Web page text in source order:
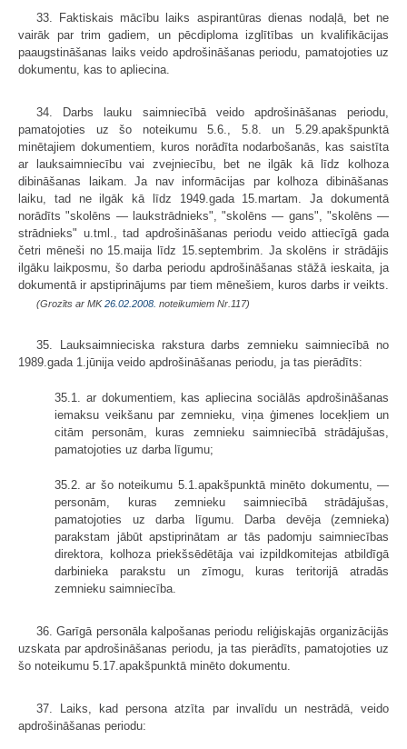
33. Faktiskais mācību laiks aspirantūras dienas nodaļā, bet ne
vairāk par trim gadiem, un pēcdiploma izglītības un kvalifikācijas
paaugstināšanas laiks veido apdrošināšanas periodu, pamatojoties uz
dokumentu, kas to apliecina.
34. Darbs lauku saimniecībā veido apdrošināšanas periodu,
pamatojoties uz šo noteikumu 5.6., 5.8. un 5.29.apakšpunktā
minētajiem dokumentiem, kuros norādīta nodarbošanās, kas saistīta
ar lauksaimniecību vai zvejniecību, bet ne ilgāk kā līdz kolhoza
dibināšanas laikam. Ja nav informācijas par kolhoza dibināšanas
laiku, tad ne ilgāk kā līdz 1949.gada 15.martam. Ja dokumentā
norādīts "skolēns — laukstrādnieks", "skolēns — gans", "skolēns —
strādnieks" u.tml., tad apdrošināšanas periodu veido attiecīgā gada
četri mēneši no 15.maija līdz 15.septembrim. Ja skolēns ir strādājis
ilgāku laikposmu, šo darba periodu apdrošināšanas stāžā ieskaita, ja
dokumentā ir apstiprinājums par tiem mēnešiem, kuros darbs ir veikts.
(Grozīts ar MK26.02.2008. noteikumiem Nr.117)
35. Lauksaimnieciska rakstura darbs zemnieku saimniecībā no
1989.gada 1.jūnija veido apdrošināšanas periodu, ja tas pierādīts:
35.1. ar dokumentiem, kas apliecina sociālās apdrošināšanas
iemaksu veikšanu par zemnieku, viņa ģimenes locekļiem un
citām personām, kuras zemnieku saimniecībā strādājušas,
pamatojoties uz darba līgumu;
35.2. ar šo noteikumu 5.1.apakšpunktā minēto dokumentu, —
personām, kuras zemnieku saimniecībā strādājušas,
pamatojoties uz darba līgumu. Darba devēja (zemnieka)
parakstam jābūt apstiprinātam ar tās padomju saimniecības
direktora, kolhoza priekšsēdētāja vai izpildkomitejas atbildīgā
darbinieka parakstu un zīmogu, kuras teritorijā atradās
zemnieku saimniecība.
36. Garīgā personāla kalpošanas periodu reliģiskajās organizācijās
uzskata par apdrošināšanas periodu, ja tas pierādīts, pamatojoties uz
šo noteikumu 5.17.apakšpunktā minēto dokumentu.
37. Laiks, kad persona atzīta par invalīdu un nestrādā, veido
apdrošināšanas periodu: